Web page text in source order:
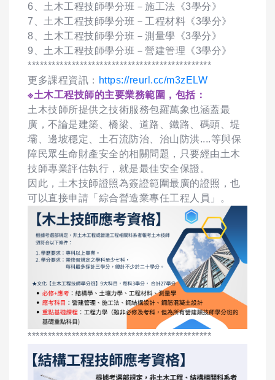
6、土木工程技師學分班－施工法《3學分》
7、土木工程技師學分班－工程材料《3學分》
8、土木工程技師學分班－測量學《3學分》
9、土木工程技師學分班－營建管理《3學分》
**********************************************
更多課程資訊： https://reurl.cc/m3zELW
※土木工程技師的主要業務範圍，包括：
土木技師所提供之技術服務包羅萬象也涵蓋最
廣，不論是建築、橋梁、道路、鐵路、碼頭、堤
壩、邊坡穩定、土石流防治、治山防洪....等與保
障民眾生命財產安全的相關問題，只要經由土木
技師專業評估執行，就是最佳安全保證。
因此，土木技師證照為簽證範圍最廣的證照，也
可以直接申請「綜合營造業專任工程人員」。
**********************************************